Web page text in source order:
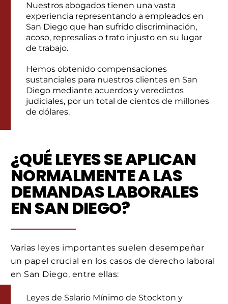
Nuestros abogados tienen una vasta
experiencia representando a empleados en
San Diego que han sufrido discriminación,
acoso, represalias o trato injusto en su lugar
de trabajo.
Hemos obtenido compensaciones
sustanciales para nuestros clientes en San
Diego mediante acuerdos y veredictos
judiciales, por un total de cientos de millones
de dólares.
¿QUÉ LEYES SE APLICAN
NORMALMENTE A LAS
DEMANDAS LABORALES
EN SAN DIEGO?
Varias leyes importantes suelen desempeñar
un papel crucial en los casos de derecho laboral
en San Diego, entre ellas:
Leyes de Salario Mínimo de Stockton y